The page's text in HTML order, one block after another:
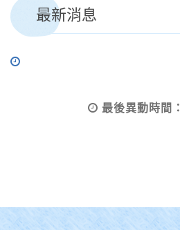
最新消息
最後異動時間：